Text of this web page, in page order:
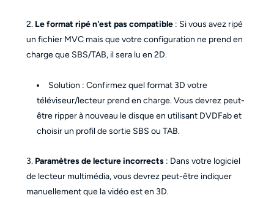
2. Le format ripé n'est pas compatible: Si vous avez ripé
un fichier MVC mais que votre configuration ne prend en
charge que SBS/TAB, il sera lu en 2D.
Solution : Confirmez quel format 3D votre
téléviseur/lecteur prend en charge. Vous devrez peut-
être ripper à nouveau le disque en utilisant DVDFab et
choisir un profil de sortie SBS ou TAB.
3. Paramètres de lecture incorrects: Dans votre logiciel
de lecteur multimédia, vous devrez peut-être indiquer
manuellement que la vidéo est en 3D.